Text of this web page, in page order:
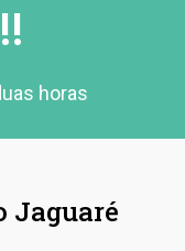
horas
Jaguaré